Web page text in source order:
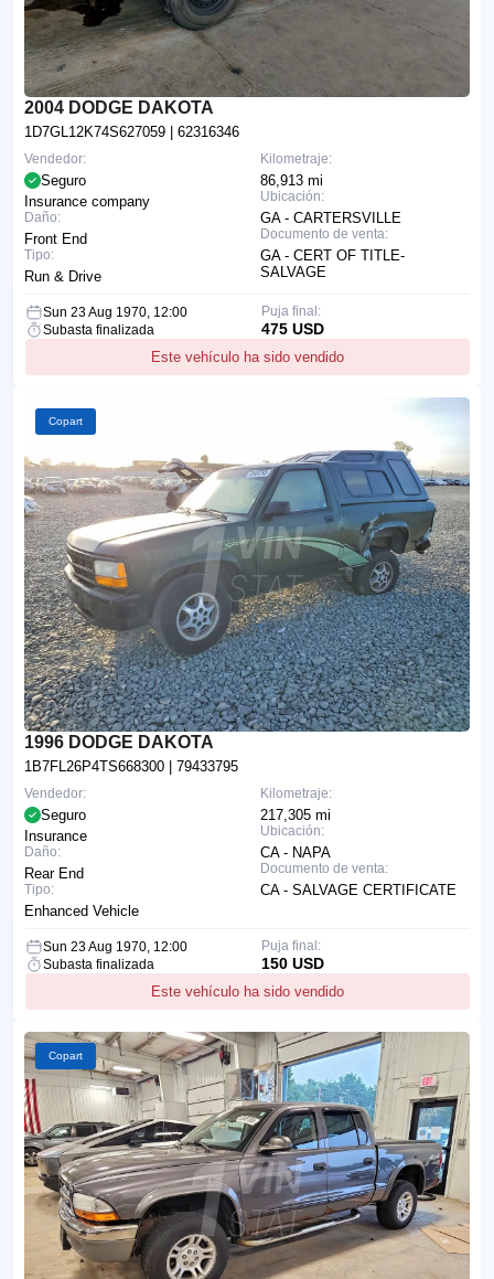
2004 DODGE DAKOTA
1D7GL12K74S627059 | 62316346
Kilometraje:
86,913 mi
Ubicación:
GA - CARTERSVILLE
Documento de venta:
GA - CERT OF TITLE-
SALVAGE
Vendedor:
Seguro
Insurance company
Daño:
Front End
Tipo:
Run & Drive
Sun 23 Aug 1970, 12:00
Subasta finalizada
Este vehículo ha sido vendido
Puja final:
475 USD
Copart
1996 DODGE DAKOTA
1B7FL26P4TS668300 | 79433795
Kilometraje:
217,305 mi
Ubicación:
CA - NAPA
Documento de venta:
CA - SALVAGE CERTIFICATE
Vendedor:
Seguro
Insurance
Daño:
Rear End
Tipo:
Enhanced Vehicle
Sun 23 Aug 1970, 12:00
Subasta finalizada
Este vehículo ha sido vendido
Puja final:
150 USD
Copart